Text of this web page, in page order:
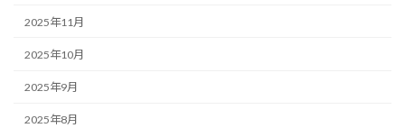
2025年11月
2025年10月
2025年9月
2025年8月